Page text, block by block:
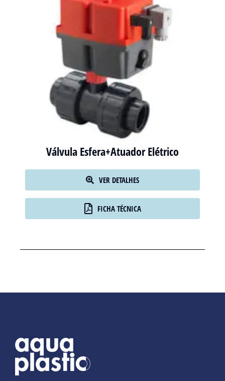
Válvula Esfera+Atuador Elétrico
VER DETALHES
FICHA TÉCNICA